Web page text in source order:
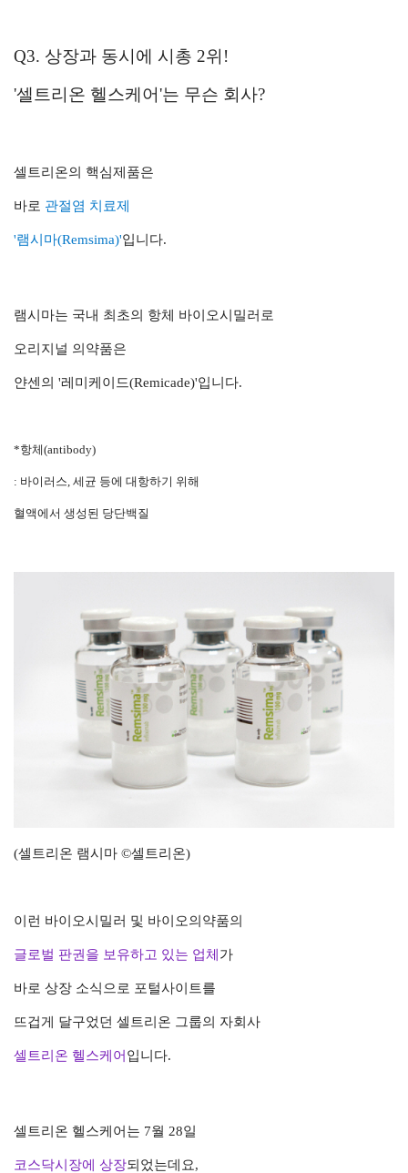
Q3. 상장과 동시에 시총 2위!
'셀트리온 헬스케어'는 무슨 회사?
셀트리온의 핵심제품은
바로 관절염 치료제
'램시마(Remsima)'입니다.
램시마는 국내 최초의 항체 바이오시밀러로
오리지널 의약품은
얀센의 '레미케이드(Remicade)'입니다.
*항체(antibody)
: 바이러스, 세균 등에 대항하기 위해
혈액에서 생성된 당단백질
(셀트리온 램시마 ©셀트리온)
이런 바이오시밀러 및 바이오의약품의
글로벌 판권을 보유하고 있는 업체가
바로 상장 소식으로 포털사이트를
뜨겁게 달구었던 셀트리온 그룹의 자회사
셀트리온 헬스케어입니다.
셀트리온 헬스케어는 7월 28일
코스닥시장에 상장되었는데요,